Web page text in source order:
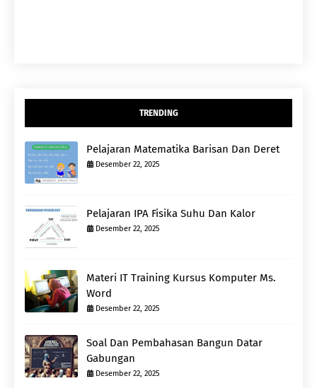
TRENDING
Pelajaran Matematika Barisan Dan Deret
Desember 22, 2025
Pelajaran IPA Fisika Suhu Dan Kalor
Desember 22, 2025
Materi IT Training Kursus Komputer Ms.
Word
Desember 22, 2025
Soal Dan Pembahasan Bangun Datar
Gabungan
Desember 22, 2025